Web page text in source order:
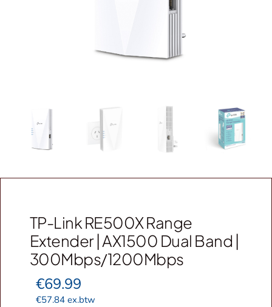
TP-Link RE500X Range
Extender | AX1500 Dual Band |
300Mbps/1200Mbps
€69.99
€57.84ex.btw